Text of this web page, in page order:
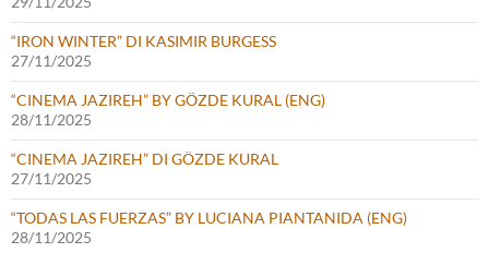
“IRON WINTER” DI KASIMIR BURGESS
27/11/2025
“CINEMA JAZIREH” BY GÖZDE KURAL (ENG)
28/11/2025
“CINEMA JAZIREH” DI GÖZDE KURAL
27/11/2025
“TODAS LAS FUERZAS” BY LUCIANA PIANTANIDA (ENG)
28/11/2025